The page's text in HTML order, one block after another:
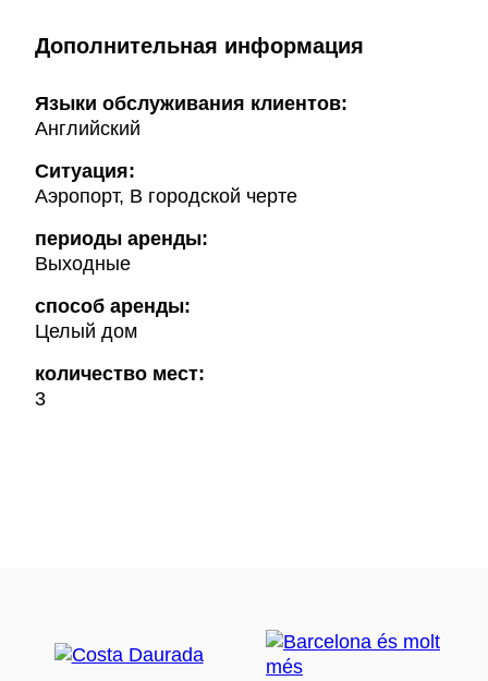
Дополнительная информация
Языки обслуживания клиентов:
Английский
Ситуация:
Аэропорт, В городской черте
периоды аренды:
Выходные
способ аренды:
Целый дом
количество мест:
3